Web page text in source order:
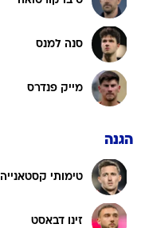
סנה למנס
מייק פנדרס
הגנה
טימותי קסטאנייה
זינו דבאסט